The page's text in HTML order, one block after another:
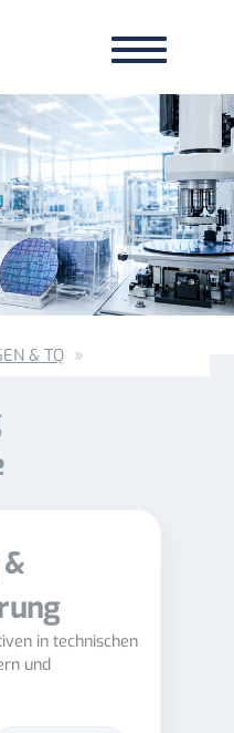
navigation
Toggle
navigation
& TQ
in technischen
und